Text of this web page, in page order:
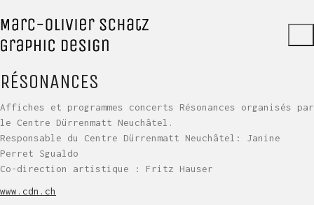
RÉSONANCES
Affiches et programmes concerts Résonances organisés par
le Centre Dürrenmatt Neuchâtel.
Responsable du Centre Dürrenmatt Neuchâtel: Janine
Perret Sgualdo
Co-direction artistique : Fritz Hauser
www.cdn.ch